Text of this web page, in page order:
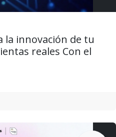
la innovación de tu
reales Con el